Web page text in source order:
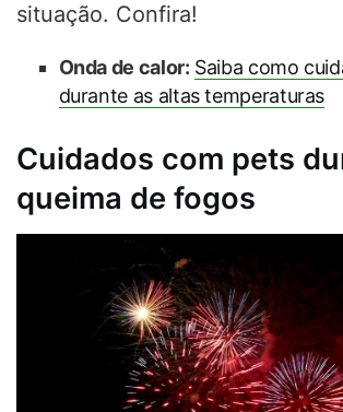
situação. Confira!
Onda de calor: Saiba como
durante as altas temperaturas
Cuidados com pets
queima de fogos